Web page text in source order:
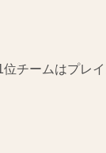
チームはプレイ